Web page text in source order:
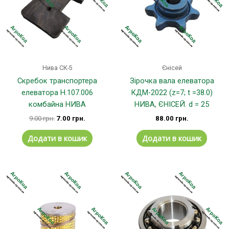
Нива СК-5
Скребок транспортера
елеватора Н.107.006
комбайна НИВА
9.00грн. 7.00 грн.
Додати в кошик
Єнісей
Зірочка вала елеватора
КДМ-2022 (z=7; t =38.0)
НИВА, ЄНІСЕЙ. d = 25
88.00 грн.
Додати в кошик
кілька